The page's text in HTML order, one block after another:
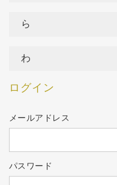
ら
わ
ログイン
メールアドレス
パスワード